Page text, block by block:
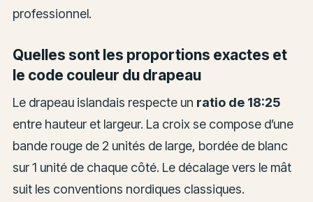
professionnel.
Quelles sont les proportions exactes et
le code couleur du drapeau
Le drapeau islandais respecte un ratio de 18:25
entre hauteur et largeur. La croix se compose d’une
bande rouge de 2 unités de large, bordée de blanc
sur 1 unité de chaque côté. Le décalage vers le mât
suit les conventions nordiques classiques.